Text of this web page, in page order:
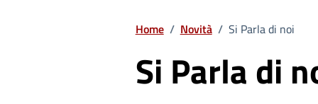
Home / Novità / Si Parla di noi
Si Parla di